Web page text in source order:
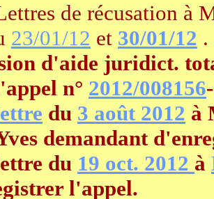
de récusation à
23/01/12 et 30/01/12 .
d'aide juridict.
n° 2012/008156
du 3 août 2012 à
demandant
du 19 oct. 2012 à
l'appel.